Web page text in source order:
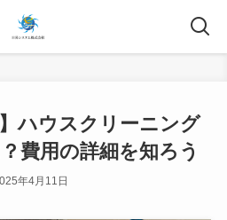
】ハウスクリーニング
費用の詳細を知ろう
年4月11日